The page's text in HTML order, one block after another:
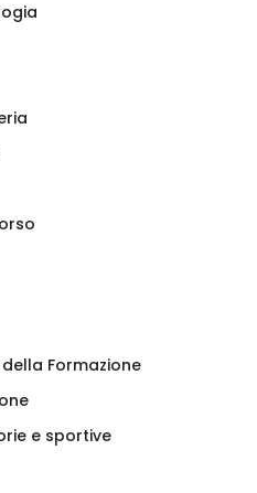
Formazione
e sportive